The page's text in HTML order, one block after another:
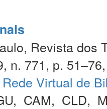
Revista dos
n. 771, p.
Rede Virtual de
, CAM, CLD,